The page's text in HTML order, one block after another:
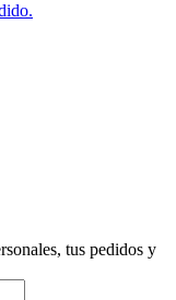
tus pedidos y